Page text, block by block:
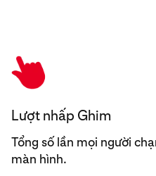
Lượt nhấp Ghim
Tổng số lần mọi người
màn hình.